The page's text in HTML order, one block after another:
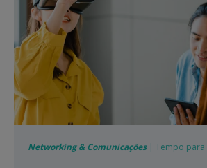
Networking & Comunicações| Tempo para